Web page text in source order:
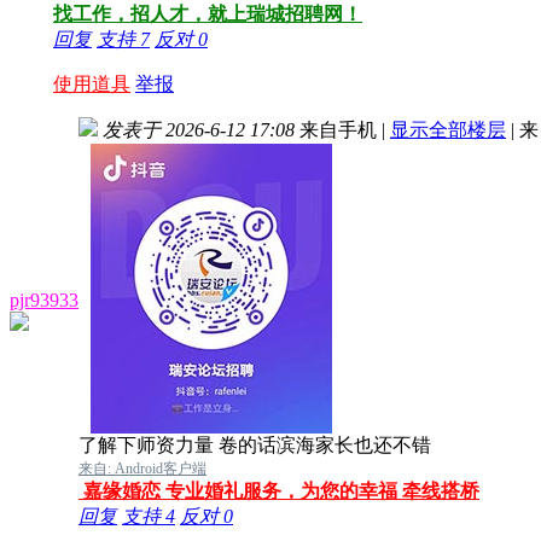
找工作，招人才，就上瑞城招聘网！
回复 支持7 反对0
使用道具 举报
pjr93933
发表于 2026-6-12 17:08 来自手机 | 显示全部楼层 |
了解下师资力量 卷的话滨海家长也还不错
来自: Android客户端
嘉缘婚恋 专业婚礼服务，为您的幸福 牵线搭桥
回复 支持4 反对0